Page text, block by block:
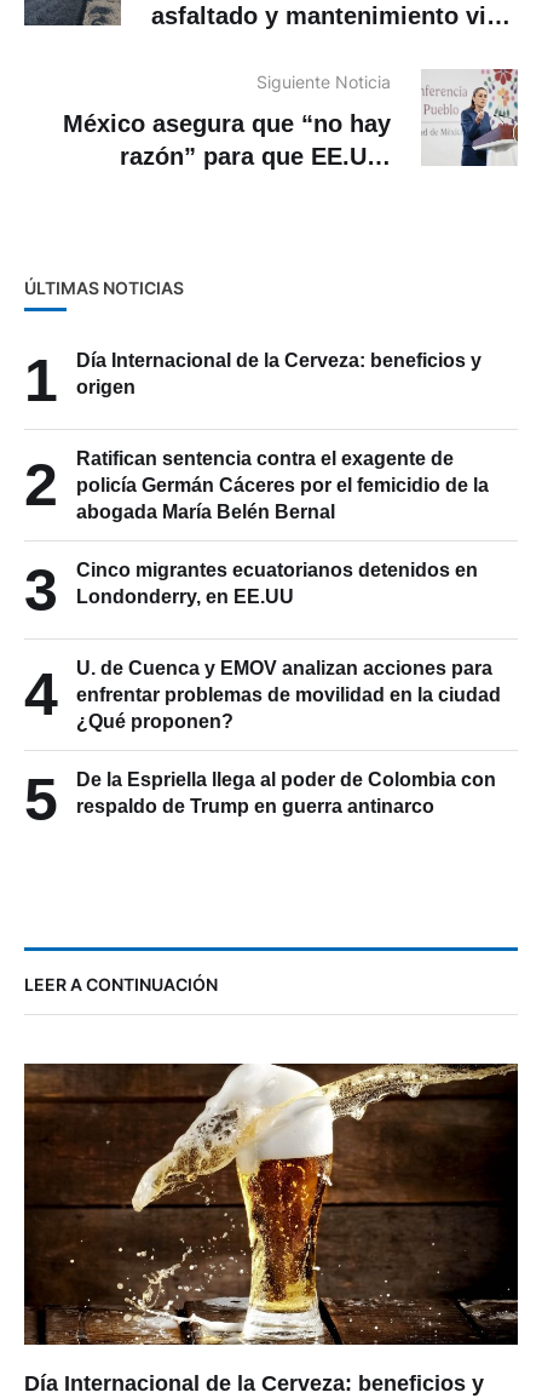
asfaltado y mantenimiento vial
materialesSiguiente Noticia
México asegura que “no hay
razón” para que EE.UU.
ÚLTIMAS NOTICIAS
1
Día Internacional de la Cerveza: beneficios y
origen
2
Ratifican sentencia contra el exagente de
policía Germán Cáceres por el femicidio de la
abogada María Belén Bernal
3
Cinco migrantes ecuatorianos detenidos en
Londonderry, en EE.UU
4
U. de Cuenca y EMOV analizan acciones para
enfrentar problemas de movilidad en la ciudad
¿Qué proponen?
5
De la Espriella llega al poder de Colombia con
respaldo de Trump en guerra antinarco
LEER A CONTINUACIÓN
Día Internacional de la Cerveza: beneficios y